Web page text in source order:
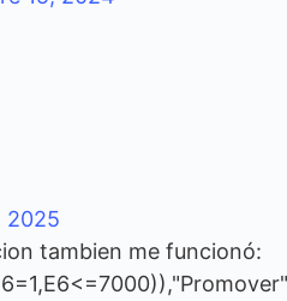
2025
tambien me funcionó: